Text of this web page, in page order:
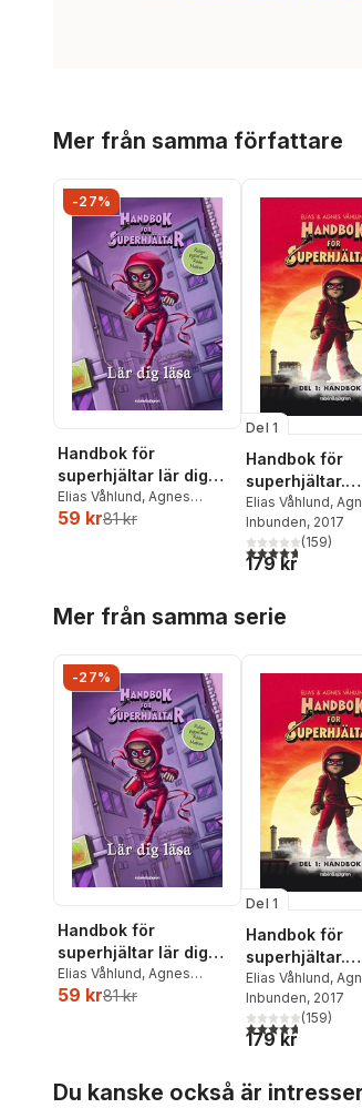
Mer från samma författare
-27%
Handbok för
superhjältar lär dig
läsa
Elias Våhlund, Agnes
Våhlund
59 kr81 kr
Del 1
Handbok för
superhjältar.
Handboken
Elias Våhlund,
Våhlund
Inbunden, 2017
4,7utav 5(159)
179 kr
Mer från samma serie
-27%
Handbok för
superhjältar lär dig
läsa
Elias Våhlund, Agnes
Våhlund
59 kr81 kr
Del 1
Handbok för
superhjältar.
Handboken
Elias Våhlund,
Våhlund
Inbunden, 2017
4,7utav 5(159)
179 kr
Du kanske också är